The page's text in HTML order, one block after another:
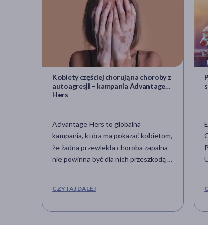
Kobiety częściej chorują na choroby z
autoagresji – kampania Advantage
Hers
Advantage Hers to globalna
kampania, która ma pokazać kobietom,
że żadna przewlekła choroba zapalna
nie powinna być dla nich przeszkodą w
doświadczenia Caroline Wozniacki –
CZYTAJ DALEJ